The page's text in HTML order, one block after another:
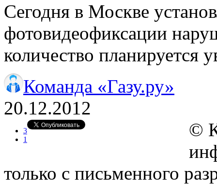
Сегодня в Москве
фотовидеофиксации
количество планируется
Команда «Газу.ру»
20.12.2012
3
1
©
только с письменного